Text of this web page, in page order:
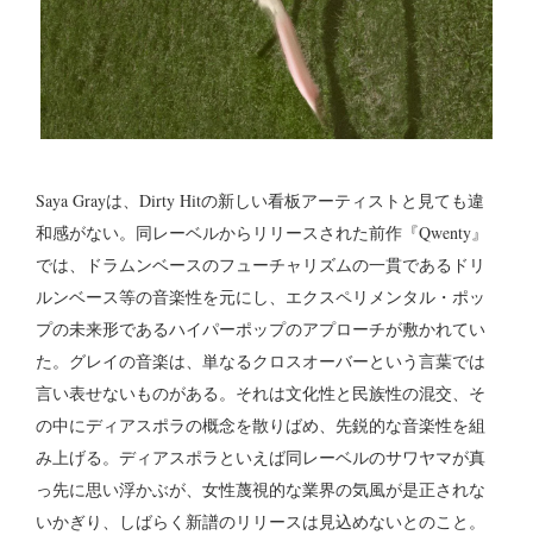
Saya Grayは、Dirty Hitの新しい看板アーティストと見ても違
和感がない。同レーベルからリリースされた前作『Qwenty』
では、ドラムンベースのフューチャリズムの一貫であるドリ
ルンベース等の音楽性を元にし、エクスペリメンタル・ポッ
プの未来形であるハイパーポップのアプローチが敷かれてい
た。グレイの音楽は、単なるクロスオーバーという言葉では
言い表せないものがある。それは文化性と民族性の混交、そ
の中にディアスポラの概念を散りばめ、先鋭的な音楽性を組
み上げる。ディアスポラといえば同レーベルのサワヤマが真
っ先に思い浮かぶが、女性蔑視的な業界の気風が是正されな
いかぎり、しばらく新譜のリリースは見込めないとのこと。